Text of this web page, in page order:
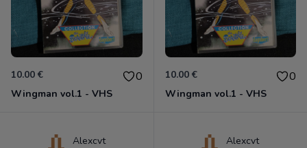
10.00 € 0
Wingman vol.1 - VHS
10.00 € 0
Wingman vol.1 - VHS
Alexcvt Alexcvt